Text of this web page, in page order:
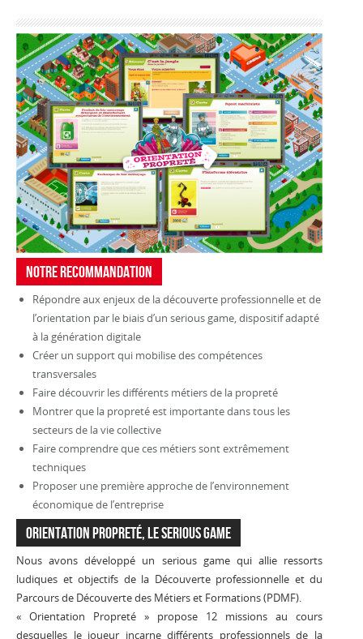
Notre recommandatioN
Répondre aux enjeux de la découverte professionnelle et de
l’orientation par le biais d’un serious game, dispositif adapté
à la génération digitale
Créer un support qui mobilise des compétences
transversales
Faire découvrir les différents métiers de la propreté
Montrer que la propreté est importante dans tous les
secteurs de la vie collective
Faire comprendre que ces métiers sont extrêmement
techniques
Proposer une première approche de l’environnement
économique de l’entreprise
ORIENTATION PROPRETÉ, le serious game
Nous avons développé un serious game qui allie ressorts
ludiques et objectifs de la Découverte professionnelle et du
Parcours de Découverte des Métiers et Formations (PDMF).
« Orientation Propreté » propose 12 missions au cours
desquelles le joueur incarne différents professionnels de la